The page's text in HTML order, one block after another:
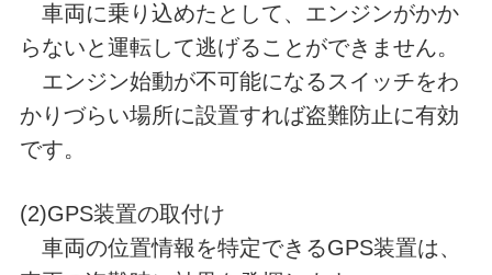
車両に乗り込めたとして、エンジンがかか
らないと運転して逃げることができません。
エンジン始動が不可能になるスイッチをわ
かりづらい場所に設置すれば盗難防止に有効
です。
(2)GPS装置の取付け
車両の位置情報を特定できるGPS装置は、